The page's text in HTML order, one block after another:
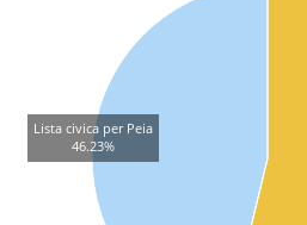
Lista civica per Peia
46.23%